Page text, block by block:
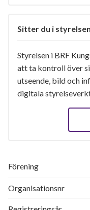
Sitter du i
Styrelsen i BRF
att ta kontroll över
utseende, bild och
digitala
Förening
Organisationsnr